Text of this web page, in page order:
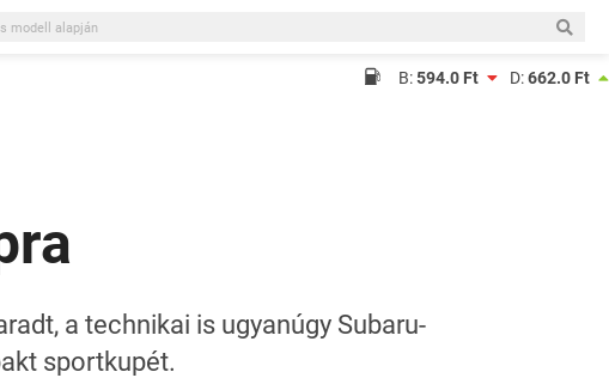
B:594.0 Ft D:662.0 Ft
a technikai is ugyanúgy Subaru-
sportkupét.